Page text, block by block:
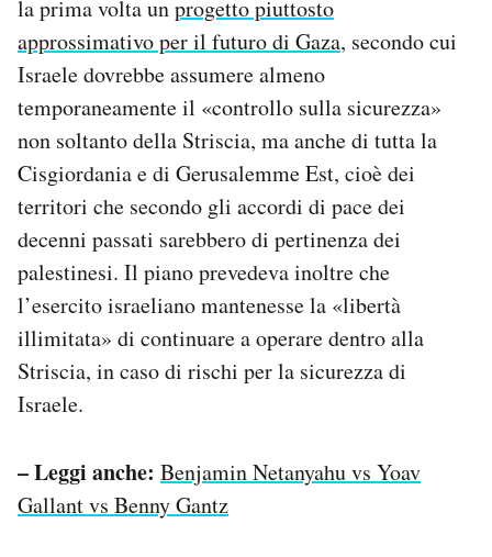
la prima volta unprogetto piuttosto
approssimativo per il futuro di Gaza, secondo cui
Israele dovrebbe assumere almeno
temporaneamente il «controllo sulla sicurezza»
non soltanto della Striscia, ma anche di tutta la
Cisgiordania e di Gerusalemme Est, cioè dei
territori che secondo gli accordi di pace dei
decenni passati sarebbero di pertinenza dei
palestinesi. Il piano prevedeva inoltre che
l’esercito israeliano mantenesse la «libertà
illimitata» di continuare a operare dentro alla
Striscia, in caso di rischi per la sicurezza di
Israele.
– Leggi anche: Benjamin Netanyahu vs Yoav
Gallant vs Benny Gantz